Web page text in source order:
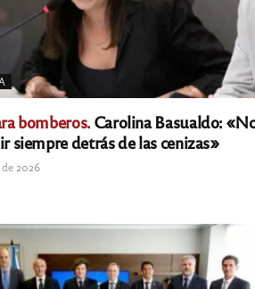
bomberos.Carolina Basualdo:
siempre detrás de las cenizas»
2026